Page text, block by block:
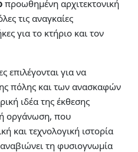
προωθημένη αρχιτεκτονική
τις αναγκαίες
για το κτήριο και τον
επιλέγονται για να
πόλης και των ανασκαφών
ιδέα της έκθεσης
οργάνωση, που
και τεχνολογική ιστορία
τη φυσιογνωμία